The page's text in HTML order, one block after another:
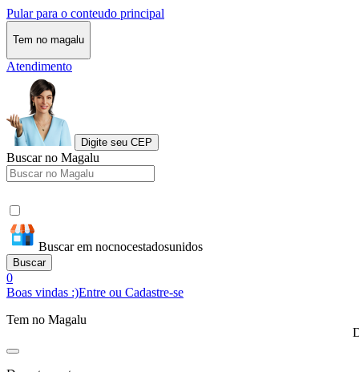
Pular para o conteudo principal
Tem no magalu
Atendimento
Digite seu CEP
Buscar no Magalu
Buscar em nocnocestadosunidos
Buscar
0
Boas vindas :)Entre ou Cadastre-se
Tem no Magalu